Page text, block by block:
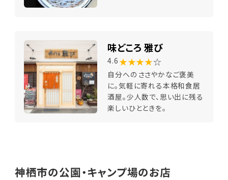
味どころ 雅び
4.6 ★★★★☆
自分へのささやかなご褒美
に。気軽に寄れる本格和食居
酒屋。少人数で、思い出に残る
楽しいひとときを。
神栖市の公園・キャンプ場のお店